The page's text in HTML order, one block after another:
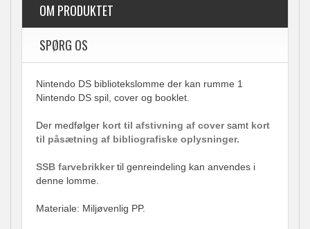
OM PRODUKTET
SPØRG OS
Nintendo DS bibliotekslomme der kan rumme 1
Nintendo DS spil, cover og booklet.
Der medfølger kort til afstivning af coversamt kort
til påsætning af bibliografiske oplysninger.
SSB farvebrikkertil genreindeling kan anvendes i
denne lomme.
Materiale: Miljøvenlig PP.